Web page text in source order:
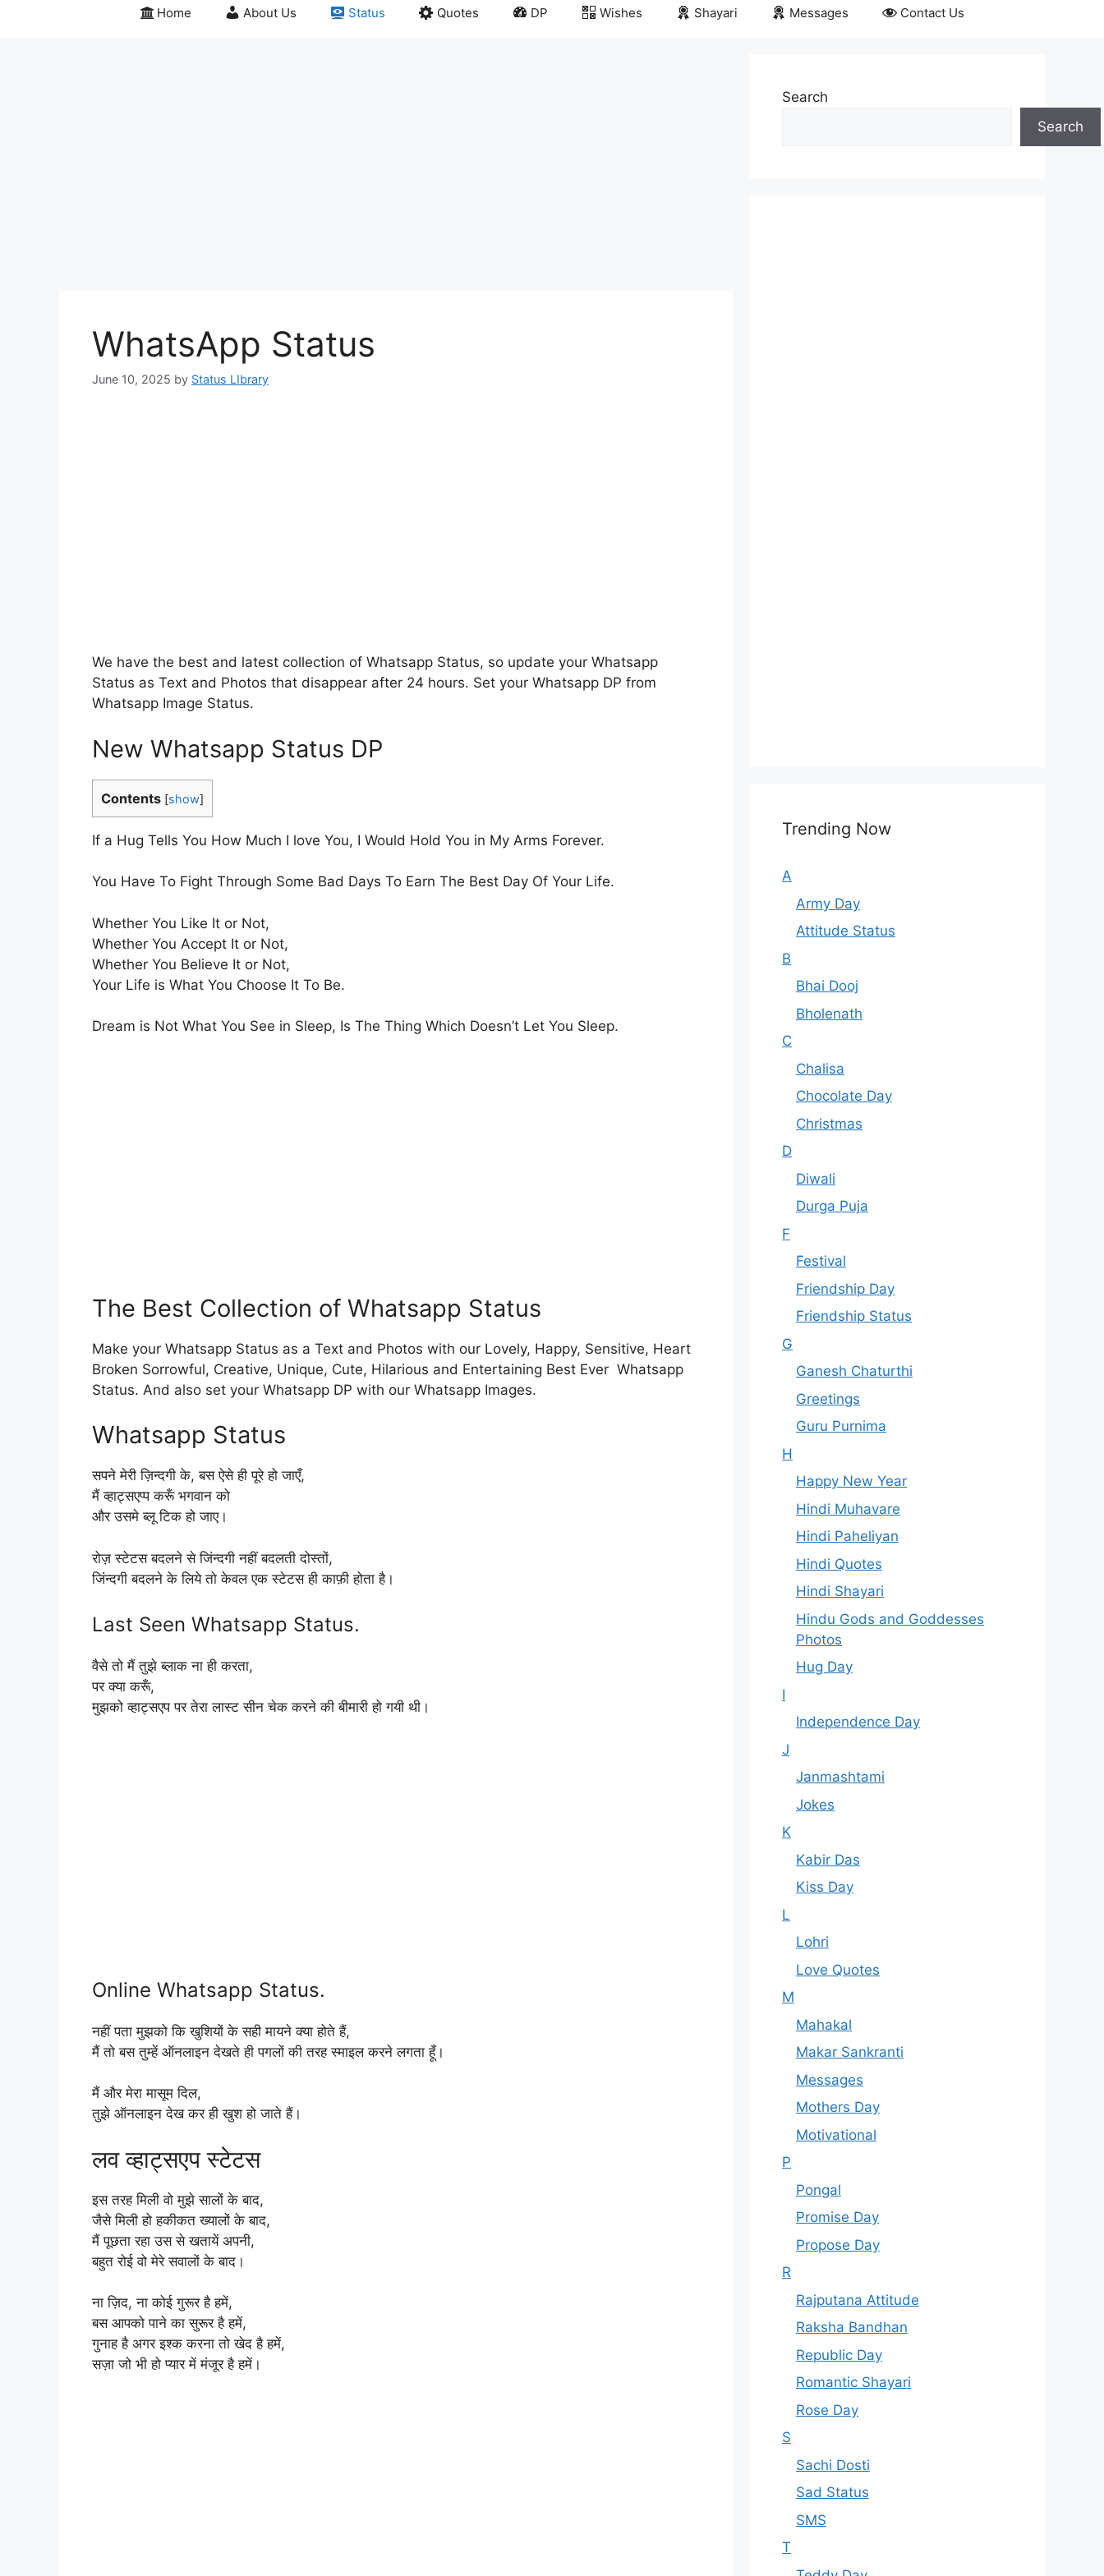
Home About Us Status Quotes DP Wishes Shayari Messages Contact Us
WhatsApp Status
June 10, 2025 by Status LIbrary
We have the best and latest collection of Whatsapp Status, so update your Whatsapp
Status as Text and Photos that disappear after 24 hours. Set your Whatsapp DP from
Whatsapp Image Status.
New Whatsapp Status DP
Contents [show]
If a Hug Tells You How Much I love You, I Would Hold You in My Arms Forever.
You Have To Fight Through Some Bad Days To Earn The Best Day Of Your Life.
Whether You Like It or Not,
Whether You Accept It or Not,
Whether You Believe It or Not,
Your Life is What You Choose It To Be.
Dream is Not What You See in Sleep, Is The Thing Which Doesn’t Let You Sleep.
The Best Collection of Whatsapp Status
Make your Whatsapp Status as a Text and Photos with our Lovely, Happy, Sensitive, Heart
Broken Sorrowful, Creative, Unique, Cute, Hilarious and Entertaining Best Ever Whatsapp
Status. And also set your Whatsapp DP with our Whatsapp Images.
Whatsapp Status
सपने मेरी ज़िन्दगी के, बस ऐसे ही पूरे हो जाएँ,
मैं व्हाट्सएप्प करूँ भगवान को
और उसमे ब्लू टिक हो जाए।
रोज़ स्टेटस बदलने से जिंन्दगी नहीं बदलती दोस्तों,
जिंन्दगी बदलने के लिये तो केवल एक स्टेटस ही काफ़ी होता है।
Last Seen Whatsapp Status.
वैसे तो मैं तुझे ब्लाक ना ही करता,
पर क्या करूँ,
मुझको व्हाट्सएप पर तेरा लास्ट सीन चेक करने की बीमारी हो गयी थी।
Online Whatsapp Status.
नहीं पता मुझको कि खुशियों के सही मायने क्या होते हैं,
मैं तो बस तुम्हें ऑनलाइन देखते ही पगलों की तरह स्माइल करने लगता हूँ।
मैं और मेरा मासूम दिल,
तुझे ऑनलाइन देख कर ही खुश हो जाते हैं।
लव व्हाट्सएप स्टेटस
इस तरह मिली वो मुझे सालों के बाद,
जैसे मिली हो हकीकत ख्यालों के बाद,
मैं पूछता रहा उस से खतायें अपनी,
बहुत रोई वो मेरे सवालों के बाद।
ना ज़िद, ना कोई गुरूर है हमें,
बस आपको पाने का सुरूर है हमें,
गुनाह है अगर इश्क करना तो खेद है हमें,
सज़ा जो भी हो प्यार में मंजूर है हमें।
Search
Search
Trending Now
A
Army Day
Attitude Status
B
Bhai Dooj
Bholenath
C
Chalisa
Chocolate Day
Christmas
D
Diwali
Durga Puja
F
Festival
Friendship Day
Friendship Status
G
Ganesh Chaturthi
Greetings
Guru Purnima
H
Happy New Year
Hindi Muhavare
Hindi Paheliyan
Hindi Quotes
Hindi Shayari
Hindu Gods and Goddesses
Photos
Hug Day
I
Independence Day
J
Janmashtami
Jokes
K
Kabir Das
Kiss Day
L
Lohri
Love Quotes
M
Mahakal
Makar Sankranti
Messages
Mothers Day
Motivational
P
Pongal
Promise Day
Propose Day
R
Rajputana Attitude
Raksha Bandhan
Republic Day
Romantic Shayari
Rose Day
S
Sachi Dosti
Sad Status
SMS
T